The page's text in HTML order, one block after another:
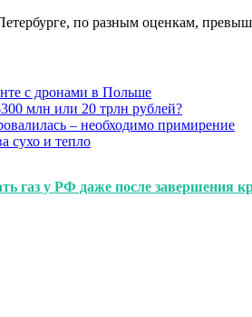
по разным оценкам,
с дронами в Польше
млн или 20 трлн рублей?
– необходимо примирение
сухо и тепло
газ у РФ даже после завершения